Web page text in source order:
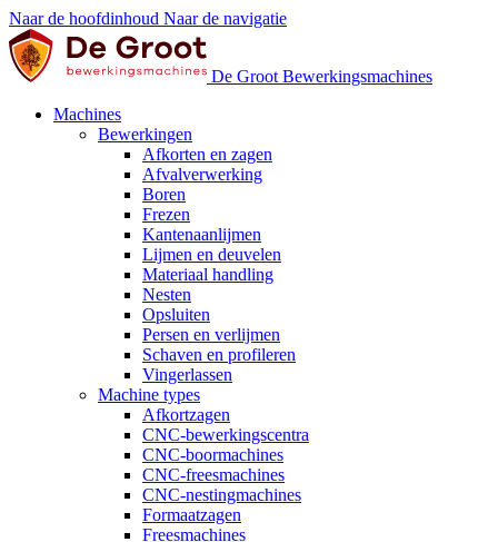
Naar de hoofdinhoud Naar de navigatie
De Groot Bewerkingsmachines
Machines
Bewerkingen
Afkorten en zagen
Afvalverwerking
Boren
Frezen
Kantenaanlijmen
Lijmen en deuvelen
Materiaal handling
Nesten
Opsluiten
Persen en verlijmen
Schaven en profileren
Vingerlassen
Machine types
Afkortzagen
CNC-bewerkingscentra
CNC-boormachines
CNC-freesmachines
CNC-nestingmachines
Formaatzagen
Freesmachines